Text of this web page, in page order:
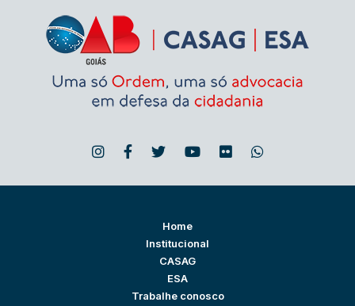
Home
Institucional
CASAG
ESA
Trabalhe conosco